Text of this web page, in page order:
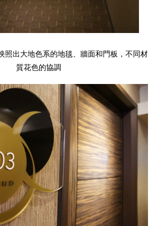
照出大地色系的地毯、牆面和門板，不同材
質花色的協調